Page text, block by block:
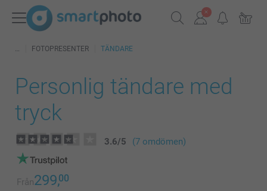
FOTOPRESENTER TÄNDARE
Personlig tändare med
tryck
3.6/5 (7 omdömen)
Från299,00